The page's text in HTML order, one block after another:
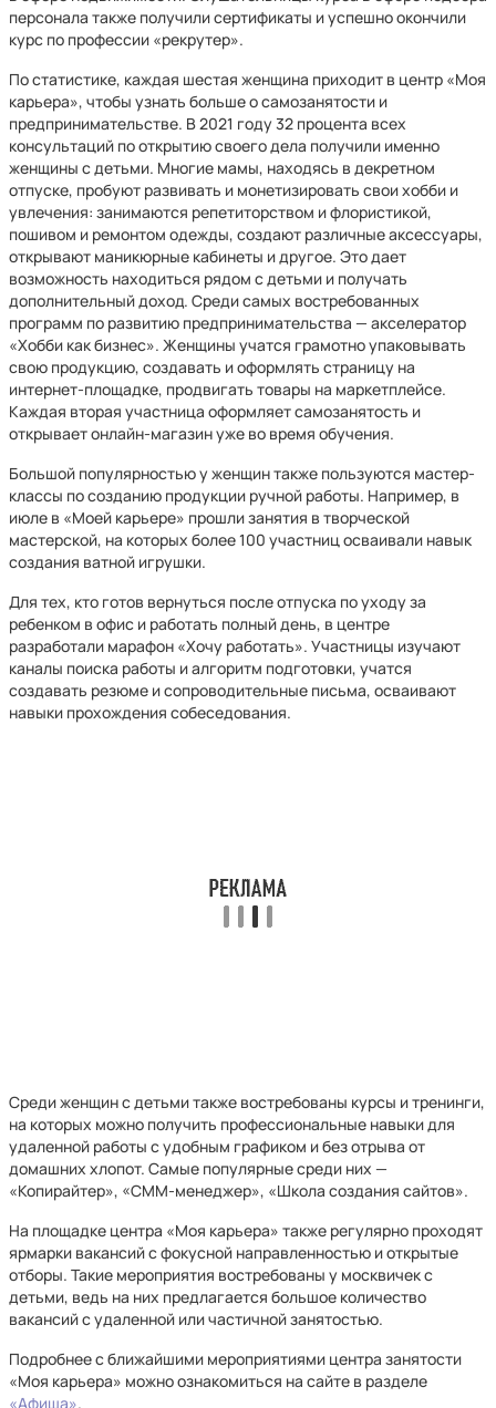
персонала также получили сертификаты и успешно окончили
курс по профессии «рекрутер».
По статистике, каждая шестая женщина приходит в центр «Моя
карьера», чтобы узнать больше о самозанятости и
предпринимательстве. В 2021 году 32 процента всех
консультаций по открытию своего дела получили именно
женщины с детьми. Многие мамы, находясь в декретном
отпуске, пробуют развивать и монетизировать свои хобби и
увлечения: занимаются репетиторством и флористикой,
пошивом и ремонтом одежды, создают различные аксессуары,
открывают маникюрные кабинеты и другое. Это дает
возможность находиться рядом с детьми и получать
дополнительный доход. Среди самых востребованных
программ по развитию предпринимательства — акселератор
«Хобби как бизнес». Женщины учатся грамотно упаковывать
свою продукцию, создавать и оформлять страницу на
интернет-площадке, продвигать товары на маркетплейсе.
Каждая вторая участница оформляет самозанятость и
открывает онлайн-магазин уже во время обучения.
Большой популярностью у женщин также пользуются мастер-
классы по созданию продукции ручной работы. Например, в
июле в «Моей карьере» прошли занятия в творческой
мастерской, на которых более 100 участниц осваивали навык
создания ватной игрушки.
Для тех, кто готов вернуться после отпуска по уходу за
ребенком в офис и работать полный день, в центре
разработали марафон «Хочу работать». Участницы изучают
каналы поиска работы и алгоритм подготовки, учатся
создавать резюме и сопроводительные письма, осваивают
навыки прохождения собеседования.
Среди женщин с детьми также востребованы курсы и тренинги,
на которых можно получить профессиональные навыки для
удаленной работы с удобным графиком и без отрыва от
домашних хлопот. Самые популярные среди них —
«Копирайтер», «СММ-менеджер», «Школа создания сайтов».
На площадке центра «Моя карьера» также регулярно проходят
ярмарки вакансий с фокусной направленностью и открытые
отборы. Такие мероприятия востребованы у москвичек с
детьми, ведь на них предлагается большое количество
вакансий с удаленной или частичной занятостью.
Подробнее с ближайшими мероприятиями центра занятости
«Моя карьера» можно ознакомиться на сайте в разделе
«Афиша».